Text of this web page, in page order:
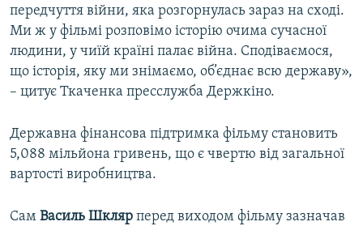
передчуття війни, яка розгорнулась зараз на сході.
Ми ж у фільмі розповімо історію очима сучасної
людини, у чиїй країні палає війна. Сподіваємося,
що історія, яку ми знімаємо, об’єднає всю державу»,
– цитує Ткаченка пресслужба Держкіно.
Державна фінансова підтримка фільму становить
5,088 мільйона гривень, що є чвертю від загальної
вартості виробництва.
Сам Василь Шкляр перед виходом фільму зазначав